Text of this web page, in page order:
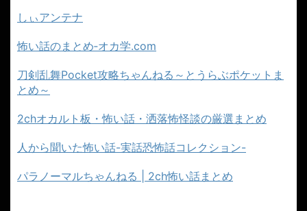
しぃアンテナ
怖い話のまとめ‐オカ学.com
刀剣乱舞Pocket攻略ちゃんねる～とうらぶポケットま
とめ～
2chオカルト板・怖い話・洒落怖怪談の厳選まとめ
人から聞いた怖い話-実話恐怖話コレクション-
パラノーマルちゃんねる | 2ch怖い話まとめ